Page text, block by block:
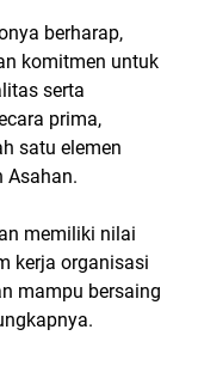
berharap,
komitmen untuk
serta
prima,
satu elemen
Asahan.
memiliki nilai
kerja organisasi
mampu bersaing